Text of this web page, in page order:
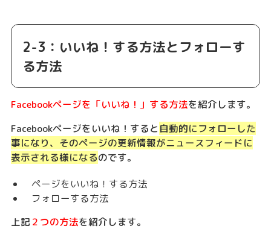
2-3：いいね！する方法とフォローす
る方法
Facebookページを「いいね！」する方法を紹介します。
Facebookページをいいね！すると 自動的にフォローした
事になり、そのページの更新情報がニュースフィードに
表示される様になるのです。
ページをいいね！する方法
フォローする方法
上記２つの方法を紹介します。